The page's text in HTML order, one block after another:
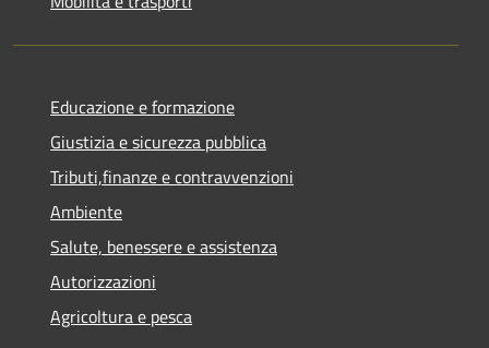
Educazione e formazione
Giustizia e sicurezza pubblica
Tributi,finanze e contravvenzioni
Ambiente
Salute, benessere e assistenza
Autorizzazioni
Agricoltura e pesca